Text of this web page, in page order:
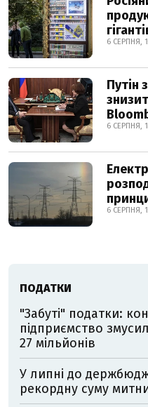
6 СЕРПНЯ,
Путін
6 СЕРПНЯ,
6 СЕРПНЯ,
ПОДАТКИ
"Забуті" податки:
підприємство
27 мільйонів
У липні до
рекордну суму